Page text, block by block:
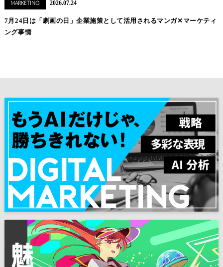
MARKETING 2026.07.24
7月24日は「劇画の日」企業施策として活用されるマンガ✕マーケティ
ング事情